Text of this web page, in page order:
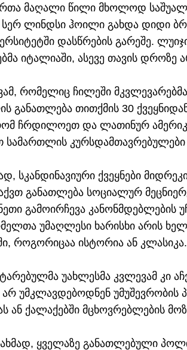
მაღალი წილი მხოლოდ
ლინდსი ჰოილი გახდა დიდი
დასწრების გარეშე.
იტალიაში, ასევე თავის დროზე
რომელიც ჩილეში
განათლება თითქმის 30
ჩრდილოეთ და ლათინურ
კურსდამთავრებულები
სკანდინავიური ქვეყნები
განათლება სოციალურ
გამოირჩევა
უმაღლესი ხარისხი არის
როგორიცაა ისტორია ან კლასიკა.
უახლესმა კვლევამ კი
არ უმკლავდებოდნენ უმუშევრობის
ან ქალაქებში მცხოვრებლების
ყველაზე განათლებული